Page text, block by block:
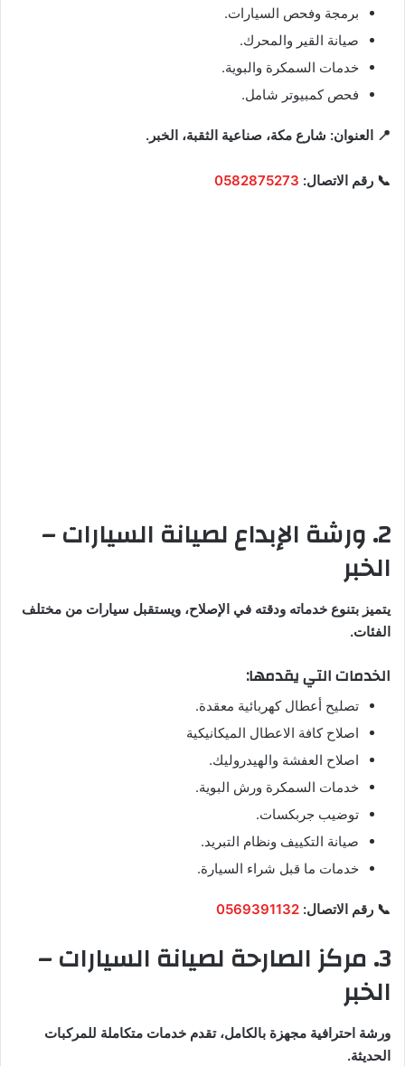
برمجة وفحص السيارات.
صيانة القير والمحرك.
خدمات السمكرة والبوية.
فحص كمبيوتر شامل.
📍 العنوان: شارع مكة، صناعية الثقبة، الخبر.
📞 رقم الاتصال: 0582875273
2. ورشة الإبداع لصيانة السيارات –
الخبر
يتميز بتنوع خدماته ودقته في الإصلاح، ويستقبل سيارات من مختلف
الفئات.
الخدمات التي يقدمها:
تصليح أعطال كهربائية معقدة.
اصلاح كافة الاعطال الميكانيكية
اصلاح العفشة والهيدروليك.
خدمات السمكرة ورش البوية.
توضيب جربكسات.
صيانة التكييف ونظام التبريد.
خدمات ما قبل شراء السيارة.
📞 رقم الاتصال: 0569391132
3. مركز الصارحة لصيانة السيارات –
الخبر
ورشة احترافية مجهزة بالكامل، تقدم خدمات متكاملة للمركبات
الحديثة.